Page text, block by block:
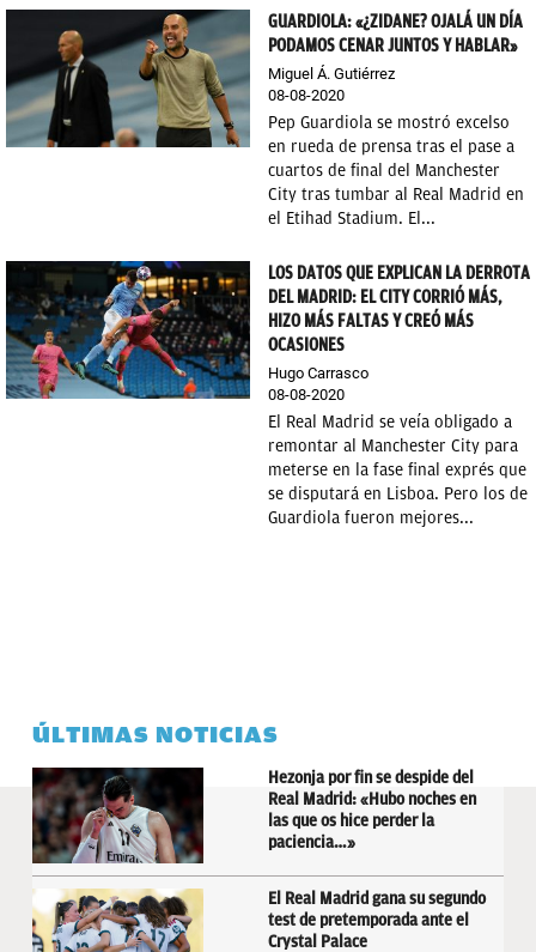
GUARDIOLA: «¿ZIDANE? OJALÁ UN DÍA
PODAMOS CENAR JUNTOS Y HABLAR»
Miguel Á. Gutiérrez
08-08-2020
Pep Guardiola se mostró excelso
en rueda de prensa tras el pase a
cuartos de final del Manchester
City tras tumbar al Real Madrid en
el Etihad Stadium. El...
LOS DATOS QUE EXPLICAN LA DERROTA
DEL MADRID: EL CITY CORRIÓ MÁS,
HIZO MÁS FALTAS Y CREÓ MÁS
OCASIONES
Hugo Carrasco
08-08-2020
El Real Madrid se veía obligado a
remontar al Manchester City para
meterse en la fase final exprés que
se disputará en Lisboa. Pero los de
Guardiola fueron mejores...
ÚLTIMAS NOTICIAS
Hezonja por fin se despide del
Real Madrid: «Hubo noches en
las que os hice perder la
paciencia…»
El Real Madrid gana su segundo
test de pretemporada ante el
Crystal Palace